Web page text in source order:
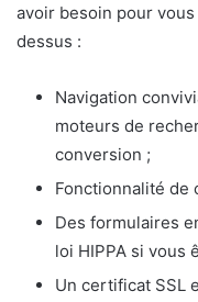
avoir besoin pour
dessus :
Navigation
moteurs de
conversion ;
Fonctionnalité de
Des formulaires
loi HIPPA si vous
Un certificat SSL